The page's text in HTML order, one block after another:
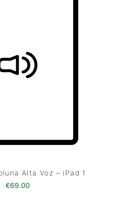
Alta Voz – iPad 1
€69.00